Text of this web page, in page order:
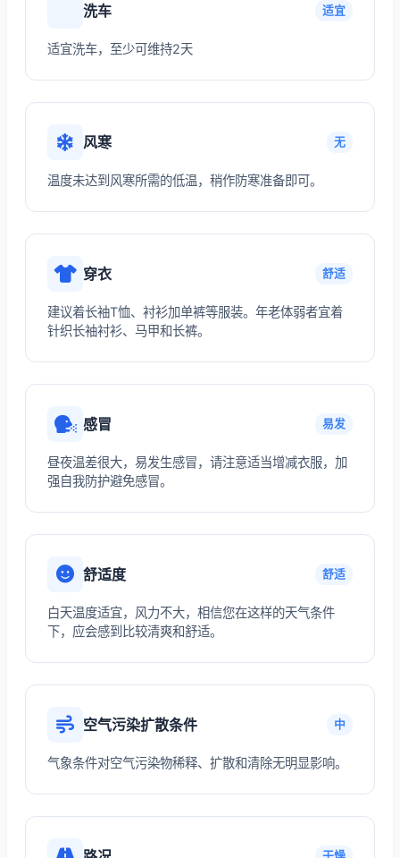
洗车 适宜
适宜洗车，至少可维持2天
风寒 无
温度未达到风寒所需的低温，稍作防寒准备即可。
穿衣 舒适
建议着长袖T恤、衬衫加单裤等服装。年老体弱者宜着
针织长袖衬衫、马甲和长裤。
感冒 易发
昼夜温差很大，易发生感冒，请注意适当增减衣服，加
强自我防护避免感冒。
舒适度 舒适
白天温度适宜，风力不大，相信您在这样的天气条件
下，应会感到比较清爽和舒适。
空气污染扩散条件 中
气象条件对空气污染物稀释、扩散和清除无明显影响。